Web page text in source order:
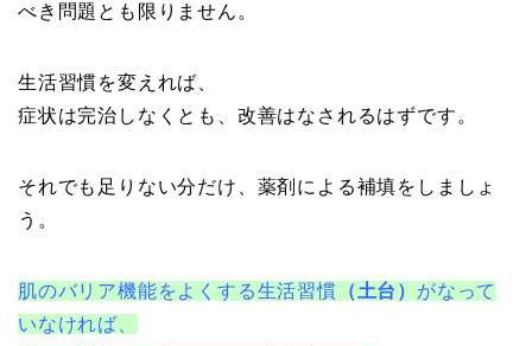
べき問題とも限りません。
生活習慣を変えれば、
症状は完治しなくとも、改善はなされるはずです。
それでも足りない分だけ、薬剤による補填をしましょ
う。
肌のバリア機能をよくする生活習慣 （土台） がなって
いなければ、